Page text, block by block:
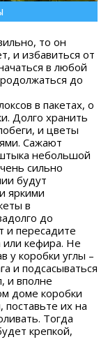
то он
и избавиться от
в любой
до
в пакетах, о
Долго хранить
и цветы
Сажают
небольшой
сильно
будут
яркими
в
до
и пересадите
или кефира. Не
у коробки углы –
и подсасываться
и вполне
доме коробки
поставьте их на
Тогда
крепкой,